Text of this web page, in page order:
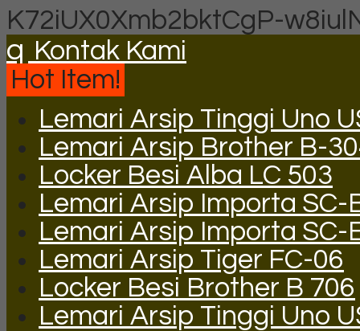
K72iUX0Xmb2bktCgP-
q Kontak Kami
Hot Item!
Lemari Arsip Tinggi Uno
Lemari Arsip Brother B-
Locker Besi Alba LC 503
Lemari Arsip Importa SC-
Lemari Arsip Importa SC-
Lemari Arsip Tiger FC-06
Locker Besi Brother B 706
Lemari Arsip Tinggi Uno